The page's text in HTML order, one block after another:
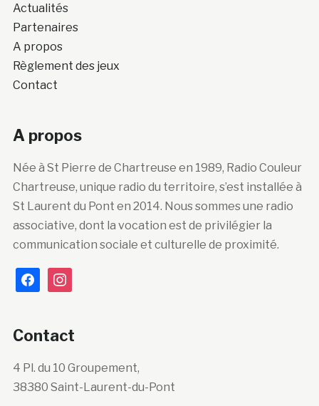
Actualités
Partenaires
A propos
Règlement des jeux
Contact
A propos
Née à St Pierre de Chartreuse en 1989, Radio Couleur
Chartreuse, unique radio du territoire, s’est installée à
St Laurent du Pont en 2014. Nous sommes une radio
associative, dont la vocation est de privilégier la
communication sociale et culturelle de proximité.
facebookinstagram
Contact
4 Pl. du 10 Groupement,
38380 Saint-Laurent-du-Pont